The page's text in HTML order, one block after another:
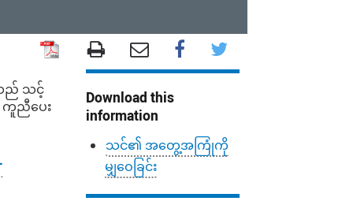
ည် သင့်
ကူညီပေး
Download this
information
သင်၏ အတွေ့အကြုံကို
မျှဝေခြင်း